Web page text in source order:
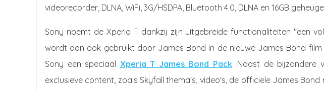
videorecorder, DLNA, WiFi, 3G/HSDPA, Bluetooth 4.0, DLNA en 16GB
Sony noemt de Xperia T dankzij zijn uitgebreide functionaliteiten "een
wordt dan ook gebruikt door James Bond in de nieuwe James Bond-film
Sony een speciaal Xperia T James Bond Pack. Naast de bijzondere
exclusieve content, zoals Skyfall thema's, video's, de officiële James